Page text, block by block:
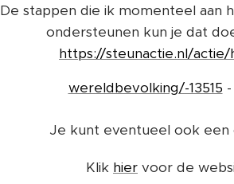
De stappen die ik momenteel aan
ondersteunen kun je dat
https://steunactie.nl/
wereldbevolking/-13515
Je kunt eventueel ook een
Klik hier voor de